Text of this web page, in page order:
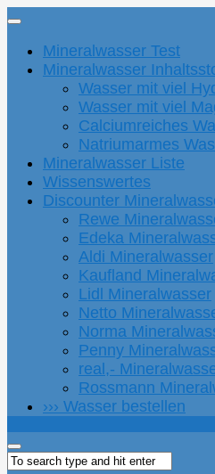
Mineralwasser Test
Mineralwasser
Wasser mit viel
Wasser mit viel
Calciumreiches
Natriumarmes
Mineralwasser Liste
Wissenswertes
Discounter
Rewe
Edeka
Aldi Mineralwasser
Kaufland
Lidl Mineralwasser
Netto
Norma
Penny
real,-
Rossmann
››› Wasser bestellen